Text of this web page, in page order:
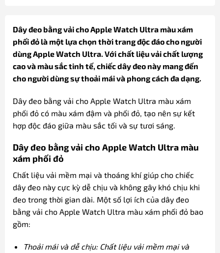
Dây đeo bằng vải cho Apple Watch Ultra màu xám
phối đỏ là một lựa chọn thời trang độc đáo cho người
dùng Apple Watch Ultra. Với chất liệu vải chất lượng
cao và màu sắc tinh tế, chiếc dây đeo này mang đến
cho người dùng sự thoải mái và phong cách đa dạng.
Dây đeo bằng vải cho Apple Watch Ultra màu xám
phối đỏ có màu xám đậm và phối đỏ, tạo nên sự kết
hợp độc đáo giữa màu sắc tối và sự tươi sáng.
Dây đeo bằng vải cho Apple Watch Ultra màu
xám phối đỏ
Chất liệu vải mềm mại và thoáng khí giúp cho chiếc
dây đeo này cực kỳ dễ chịu và không gây khó chịu khi
đeo trong thời gian dài. Một số lợi ích của dây đeo
bằng vải cho Apple Watch Ultra màu xám phối đỏ bao
gồm:
Thoải mái và dễ chịu: Chất liệu vải mềm mại và